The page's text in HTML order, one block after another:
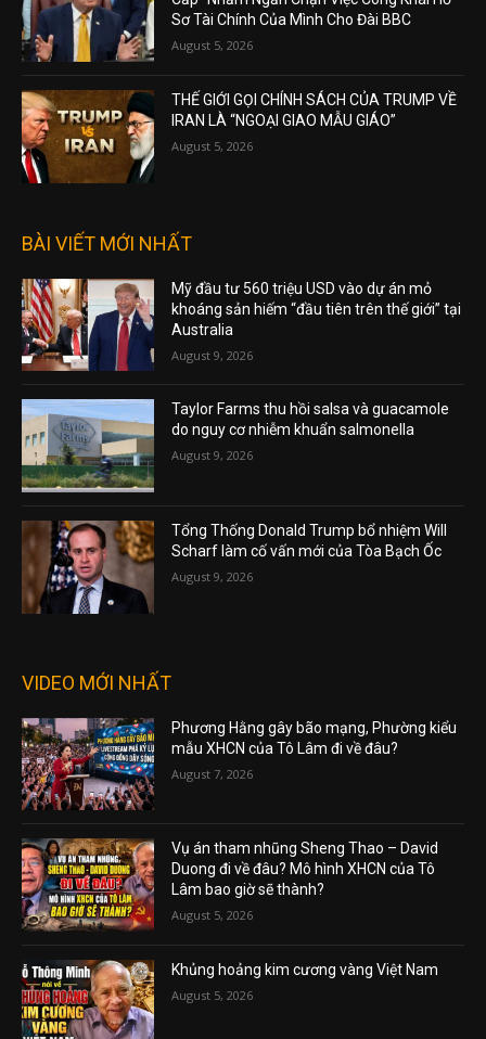
Sơ Tài Chính Của Mình Cho Đài BBC
August 5, 2026
THẾ GIỚI GỌI CHÍNH SÁCH CỦA TRUMP VỀ
IRAN LÀ “NGOẠI GIAO MẪU GIÁO”
August 5, 2026
BÀI VIẾT MỚI NHẤT
Mỹ đầu tư 560 triệu USD vào dự án mỏ
khoáng sản hiếm “đầu tiên trên thế giới” tại
Australia
August 9, 2026
Taylor Farms thu hồi salsa và guacamole
do nguy cơ nhiễm khuẩn salmonella
August 9, 2026
Tổng Thống Donald Trump bổ nhiệm Will
Scharf làm cố vấn mới của Tòa Bạch Ốc
August 9, 2026
VIDEO MỚI NHẤT
Phương Hằng gây bão mạng, Phường kiểu
mẫu XHCN của Tô Lâm đi về đâu?
August 7, 2026
Vụ án tham nhũng Sheng Thao – David
Duong đi về đâu? Mô hình XHCN của Tô
Lâm bao giờ sẽ thành?
August 5, 2026
Khủng hoảng kim cương vàng Việt Nam
August 5, 2026